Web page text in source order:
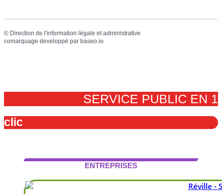
© Direction de l'information légale et administrative
comarquage developpé par baseo.io
SERVICE PUBLIC EN 1
clic
ENTREPRISES